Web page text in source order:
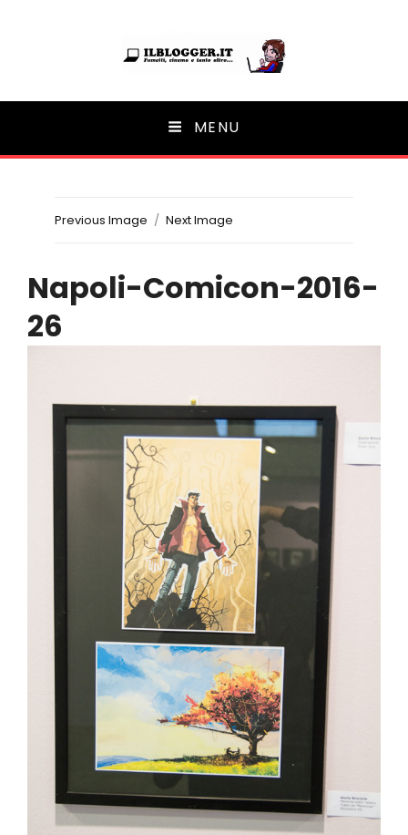
Ilblogger.it
Il portalino di blog | MENU
Previous Image Next Image
Napoli-Comicon-2016-
26